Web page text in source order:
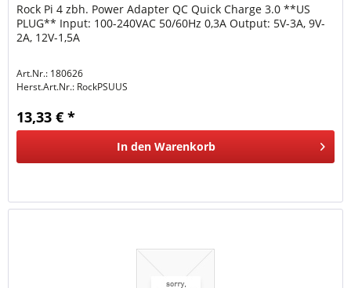
Rock Pi 4 zbh. Power Adapter QC Quick Charge 3.0 **US
PLUG** Input: 100-240VAC 50/60Hz 0,3A Output: 5V-3A, 9V-
2A, 12V-1,5A
Art.Nr.: 180626
Herst.Art.Nr.: RockPSUUS
13,33 € *
In den Warenkorb